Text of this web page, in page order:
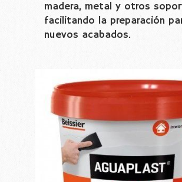
madera, metal y otros
facilitando la preparación
nuevos acabados.